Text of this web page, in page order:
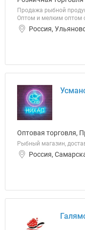
Продажа рыбной
Оптом и мелким оптом
Россия,
Оптовая торговля,
Рыбный магазин,
Россия,